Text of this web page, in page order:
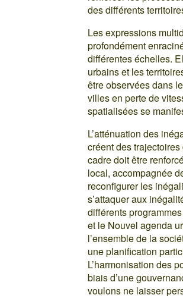
des différents
Les expressions
profondément
différentes échelles.
urbains et les
être observées dans
villes en perte de
spatialisées se
L’atténuation des
créent des
cadre doit être
local, accompagnée
reconfigurer les
s’attaquer aux
différents
et le Nouvel agenda
l’ensemble de la
une planification
L’harmonisation des
biais d’une
voulons ne laisser